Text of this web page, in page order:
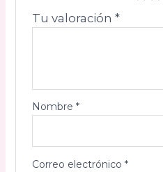
Tu valoración *
Nombre *
Correo electrónico *